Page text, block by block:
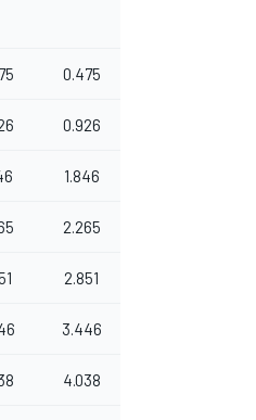
0.475
0.926
1.846
2.265
2.851
3.446
4.038